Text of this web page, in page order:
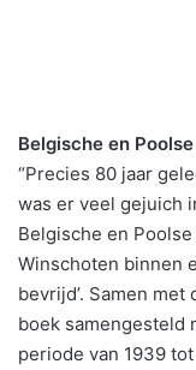
Belgische en
“Precies 80 jaar
was er veel gejuich
Belgische en
Winschoten binnen
bevrijd’. Samen
boek samengesteld
periode van 1939